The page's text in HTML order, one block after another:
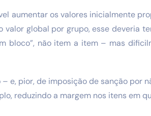
aumentar os valores inicialmente
global por grupo, esse deveria
bloco”, não item a item – mas
e, pior, de imposição de sanção por
reduzindo a margem nos itens em